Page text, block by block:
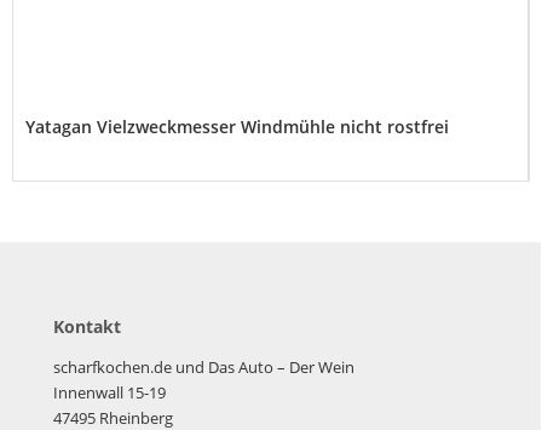
Yatagan Vielzweckmesser Windmühle nicht rostfrei
Kontakt
scharfkochen.de und Das Auto – Der Wein
Innenwall 15-19
47495 Rheinberg